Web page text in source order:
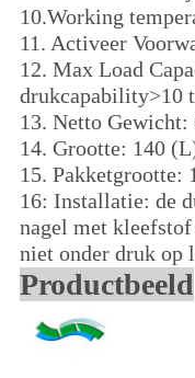
10.Working
11. Activeer
12. Max Load
drukcapability>10
13. Netto Gewicht:
14. Grootte: 140
15. Pakketgrootte:
16: Installatie: de
nagel met
niet onder druk op
Productbeeld